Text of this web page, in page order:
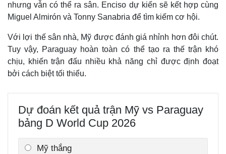
Thế giới
Quan sát
Cuộc sống đó đây
Hồ sơ
Multimedia
Video
Ảnh
nhưng vẫn có thể ra sân. Enciso dự kiến sẽ kết hợp cùng
Miguel Almirón và Tonny Sanabria để tìm kiếm cơ hội.
Với lợi thế sân nhà, Mỹ được đánh giá nhỉnh hơn đôi chút.
Tuy vậy, Paraguay hoàn toàn có thể tạo ra thế trận khó
chịu, khiến trận đấu nhiều khả năng chỉ được định đoạt
bởi cách biệt tối thiểu.
Dự đoán kết quả trận Mỹ vs Paraguay
bảng D World Cup 2026
Mỹ thắng